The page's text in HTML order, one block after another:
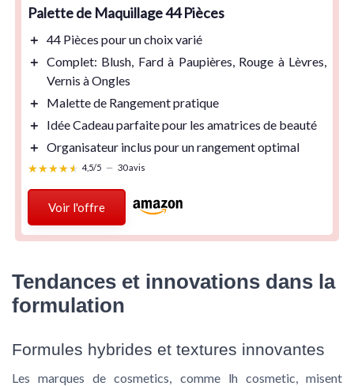
Palette de Maquillage 44 Pièces
＋ 44 Pièces pour un choix varié
＋ Complet: Blush, Fard à Paupières, Rouge à Lèvres,
Vernis à Ongles
＋
Malette de Rangementpratique
＋
Idée Cadeauparfaite pour les amatrices de beauté
＋ Organisateur inclus pour un rangement optimal
★★★★★
★★★★★ 4,5/5 — 30 avis
Voir l'offre
Tendances et innovations dans la
formulation
Formules hybrides et textures innovantes
Les marques de cosmetics, comme lh cosmetic, misent